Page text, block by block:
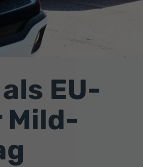
EU-
Mild-